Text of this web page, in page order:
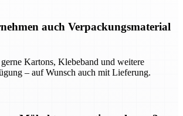
auch Verpackungsmaterial
Kartons, Klebeband und weitere
– auf Wunsch auch mit Lieferung.